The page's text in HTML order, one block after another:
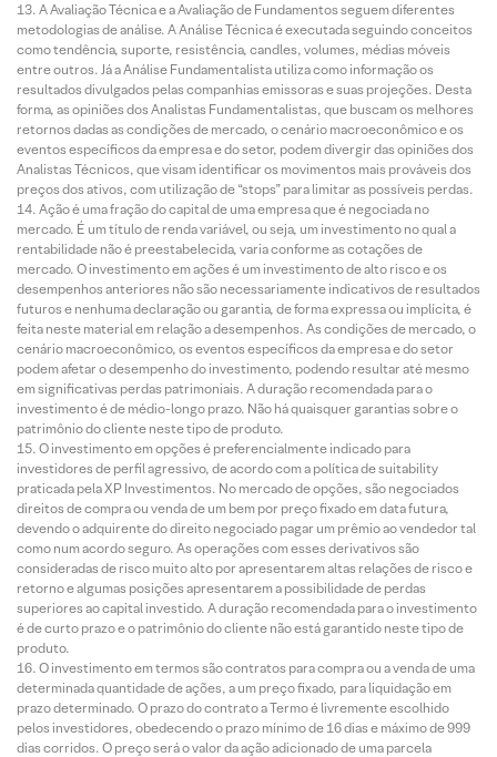
A Avaliação Técnica e a Avaliação de Fundamentos seguem diferentes
metodologias de análise. A Análise Técnica é executada seguindo conceitos
como tendência, suporte, resistência, candles, volumes, médias móveis
entre outros. Já a Análise Fundamentalista utiliza como informação os
resultados divulgados pelas companhias emissoras e suas projeções. Desta
forma, as opiniões dos Analistas Fundamentalistas, que buscam os melhores
retornos dadas as condições de mercado, o cenário macroeconômico e os
eventos específicos da empresa e do setor, podem divergir das opiniões dos
Analistas Técnicos, que visam identificar os movimentos mais prováveis dos
preços dos ativos, com utilização de “stops” para limitar as possíveis perdas.
Ação é uma fração do capital de uma empresa que é negociada no
mercado. É um título de renda variável, ou seja, um investimento no qual a
rentabilidade não é preestabelecida, varia conforme as cotações de
mercado. O investimento em ações é um investimento de alto risco e os
desempenhos anteriores não são necessariamente indicativos de resultados
futuros e nenhuma declaração ou garantia, de forma expressa ou implícita, é
feita neste material em relação a desempenhos. As condições de mercado, o
cenário macroeconômico, os eventos específicos da empresa e do setor
podem afetar o desempenho do investimento, podendo resultar até mesmo
em significativas perdas patrimoniais. A duração recomendada para o
investimento é de médio-longo prazo. Não há quaisquer garantias sobre o
patrimônio do cliente neste tipo de produto.
O investimento em opções é preferencialmente indicado para
investidores de perfil agressivo, de acordo com a política de suitability
praticada pela XP Investimentos. No mercado de opções, são negociados
direitos de compra ou venda de um bem por preço fixado em data futura,
devendo o adquirente do direito negociado pagar um prêmio ao vendedor tal
como num acordo seguro. As operações com esses derivativos são
consideradas de risco muito alto por apresentarem altas relações de risco e
retorno e algumas posições apresentarem a possibilidade de perdas
superiores ao capital investido. A duração recomendada para o investimento
é de curto prazo e o patrimônio do cliente não está garantido neste tipo de
produto.
O investimento em termos são contratos para compra ou a venda de uma
determinada quantidade de ações, a um preço fixado, para liquidação em
prazo determinado. O prazo do contrato a Termo é livremente escolhido
pelos investidores, obedecendo o prazo mínimo de 16 dias e máximo de 999
dias corridos. O preço será o valor da ação adicionado de uma parcela